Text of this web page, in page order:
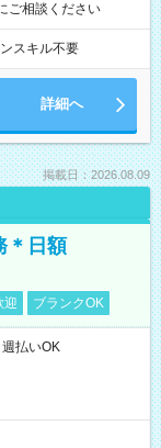
ご相談ください
スキル不要
詳細へ
掲載日：2026.08.09
＊日額
迎 ブランクOK
払いOK